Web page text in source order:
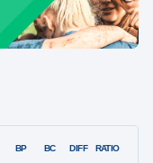
BP BC DIFF RATIO